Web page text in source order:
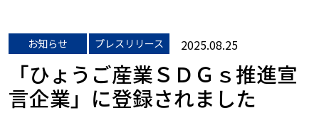
お知らせ プレスリリース 2025.08.25
「ひょうご産業ＳＤＧｓ推進宣
言企業」に登録されました